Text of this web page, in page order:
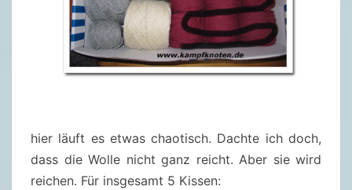
hier läuft es etwas chaotisch. Dachte ich doch,
dass die Wolle nicht ganz reicht. Aber sie wird
reichen. Für insgesamt 5 Kissen: